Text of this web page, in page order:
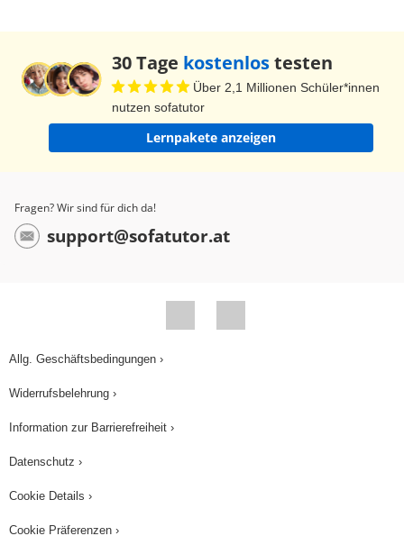
30 Tage kostenlostesten
Über 2,1 Millionen Schüler*innen
nutzen sofatutor
Lernpakete anzeigen
Fragen? Wir sind für dich da!
support@sofatutor.at
Allg. Geschäftsbedingungen ›
Widerrufsbelehrung ›
Information zur Barrierefreiheit ›
Datenschutz ›
Cookie Details ›
Cookie Präferenzen ›